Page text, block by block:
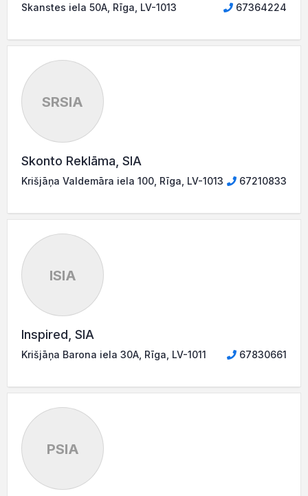
Skanstes iela 50A, Rīga, LV-1013 67364224
SRSIA
Skonto Reklāma, SIA
Krišjāņa Valdemāra iela 100, Rīga, LV-1013 67210833
ISIA
Inspired, SIA
Krišjāņa Barona iela 30A, Rīga, LV-1011 67830661
PSIA